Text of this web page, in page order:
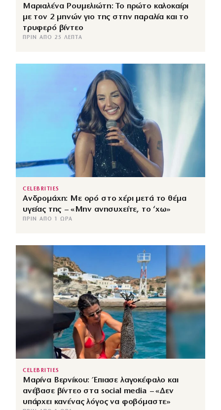
Μαριαλένα Ρουμελιώτη: Το πρώτο καλοκαίρι
με τον 2 μηνών γιο της στην παραλία και το
τρυφερό βίντεο
ΠΡΙΝ ΑΠΌ 25 ΛΕΠΤΆ
CELEBRITIES
Ανδρομάχη: Με ορό στο χέρι μετά το θέμα
υγείας της – «Μην ανησυχείτε, το ‘χω»
ΠΡΙΝ ΑΠΌ 1 ΏΡΑ
CELEBRITIES
Μαρίνα Βερνίκου: Έπιασε λαγοκέφαλο και
ανέβασε βίντεο στα social media – «Δεν
υπάρχει κανένας λόγος να φοβόμαστε»